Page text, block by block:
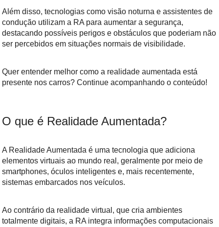
Além disso, tecnologias como visão noturna e assistentes de
condução utilizam a RA para aumentar a segurança,
destacando possíveis perigos e obstáculos que poderiam não
ser percebidos em situações normais de visibilidade.
Quer entender melhor como a realidade aumentada está
presente nos carros? Continue acompanhando o conteúdo!
O que é Realidade Aumentada?
A Realidade Aumentada é uma tecnologia que adiciona
elementos virtuais ao mundo real, geralmente por meio de
smartphones, óculos inteligentes e, mais recentemente,
sistemas embarcados nos veículos.
Ao contrário da realidade virtual, que cria ambientes
totalmente digitais, a RA integra informações computacionais